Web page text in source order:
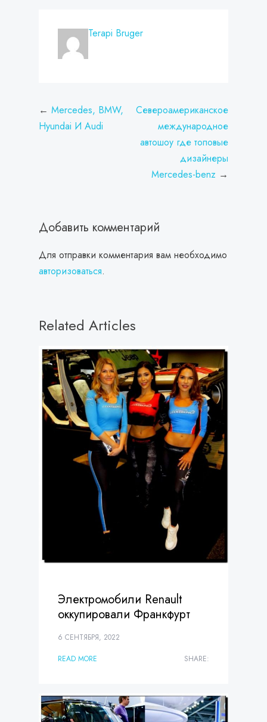
Terapi Bruger
Навигация
по
Mercedes, BMW,
Hyundai И Audi
Североамериканское
международное
автошоу где топовые
дизайнеры
Mercedes-benz
Добавить комментарий
Для отправки комментария вам необходимо
авторизоваться.
Related Articles
Электромобили Renault
оккупировали Франкфурт
6 СЕНТЯБРЯ, 2022
READ MORE
SHARE: